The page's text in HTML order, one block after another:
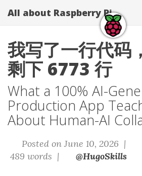
All about Raspberry Pi
我写了一行代码
剩下 6773 行
What a 100% AI-
Production App
About Human-AI
Posted on June 10, 2026 |
489 words |
@HugoSkills